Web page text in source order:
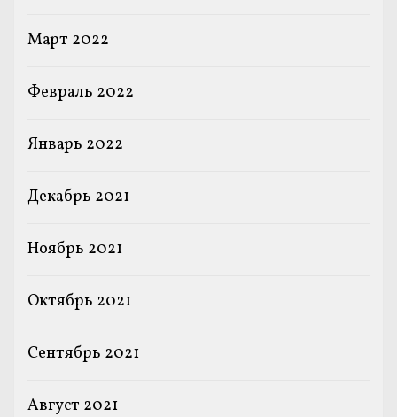
Март 2022
Февраль 2022
Январь 2022
Декабрь 2021
Ноябрь 2021
Октябрь 2021
Сентябрь 2021
Август 2021